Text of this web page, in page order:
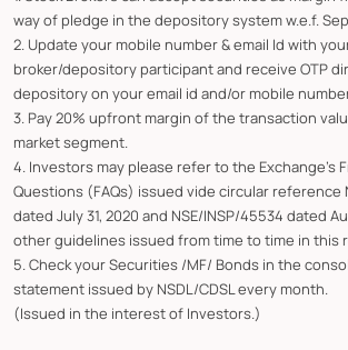
way of pledge in the depository system w.e.f.
2. Update your mobile number & email Id with
broker/depository participant and receive OTP
depository on your email id and/or mobile
3. Pay 20% upfront margin of the transaction
market segment.
4. Investors may please refer to the Exchange's
Questions (FAQs) issued vide circular reference
dated July 31, 2020 and NSE/INSP/45534 dated
other guidelines issued from time to time in this
5. Check your Securities /MF/ Bonds in the
statement issued by NSDL/CDSL every month.
(Issued in the interest of Investors.)